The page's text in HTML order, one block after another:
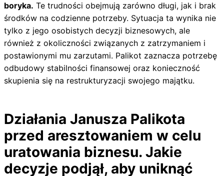
boryka. Te trudności obejmują zarówno długi, jak i brak
środków na codzienne potrzeby. Sytuacja ta wynika nie
tylko z jego osobistych decyzji biznesowych, ale
również z okoliczności związanych z zatrzymaniem i
postawionymi mu zarzutami. Palikot zaznacza potrzebę
odbudowy stabilności finansowej oraz konieczność
skupienia się na restrukturyzacji swojego majątku.
Działania Janusza Palikota
przed aresztowaniem w celu
uratowania biznesu. Jakie
decyzje podjął, aby uniknąć